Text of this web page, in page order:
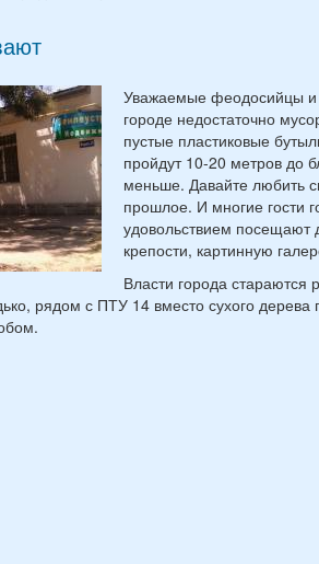
Уважаемые феодосийцы и
городе недостаточно
пустые пластиковые
пройдут 10-20 метров до
меньше. Давайте любить
прошлое. И многие гости
удовольствием посещают
крепости, картинную
Власти города стараются
рядом с ПТУ 14 вместо сухого